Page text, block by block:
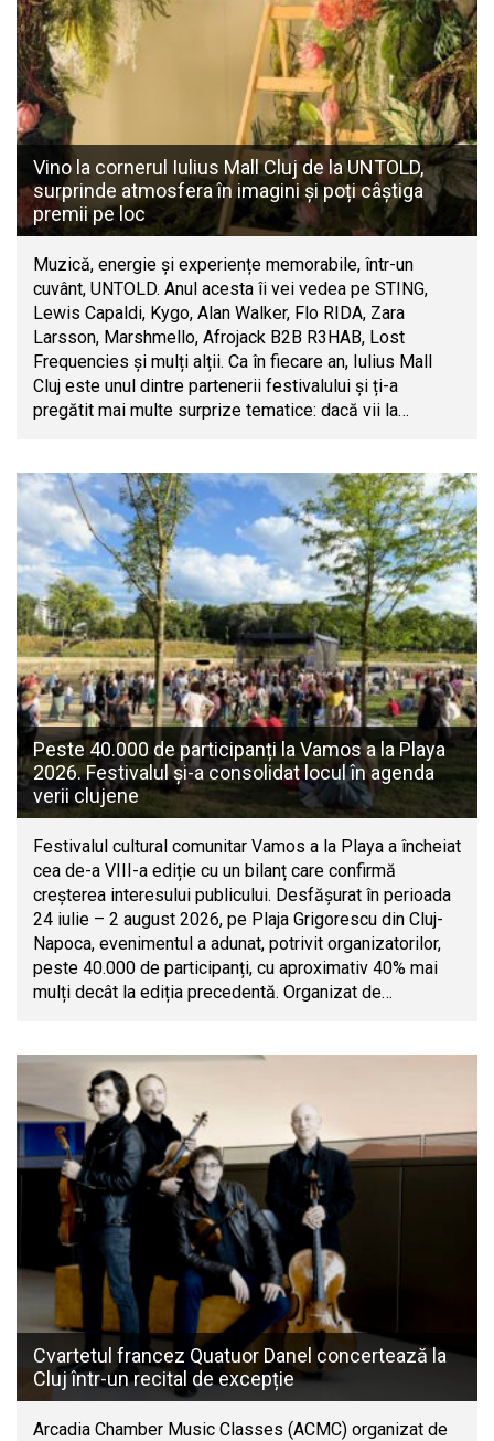
Vino la cornerul Iulius Mall Cluj de la UNTOLD,
surprinde atmosfera în imagini și poți câștiga
premii pe loc
Muzică, energie și experiențe memorabile, într-un
cuvânt, UNTOLD. Anul acesta îi vei vedea pe STING,
Lewis Capaldi, Kygo, Alan Walker, Flo RIDA, Zara
Larsson, Marshmello, Afrojack B2B R3HAB, Lost
Frequencies și mulți alții. Ca în fiecare an, Iulius Mall
Cluj este unul dintre partenerii festivalului și ți-a
pregătit mai multe surprize tematice: dacă vii la…
Peste 40.000 de participanți la Vamos a la Playa
2026. Festivalul și-a consolidat locul în agenda
verii clujene
Festivalul cultural comunitar Vamos a la Playa a încheiat
cea de-a VIII-a ediție cu un bilanț care confirmă
creșterea interesului publicului. Desfășurat în perioada
24 iulie – 2 august 2026, pe Plaja Grigorescu din Cluj-
Napoca, evenimentul a adunat, potrivit organizatorilor,
peste 40.000 de participanți, cu aproximativ 40% mai
mulți decât la ediția precedentă. Organizat de…
Cvartetul francez Quatuor Danel concertează la
Cluj într-un recital de excepție
Arcadia Chamber Music Classes (ACMC) organizat de